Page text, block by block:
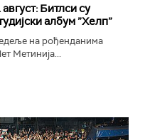
Битлси су
албум ”Хелп”
на рођенданима
Метинија...